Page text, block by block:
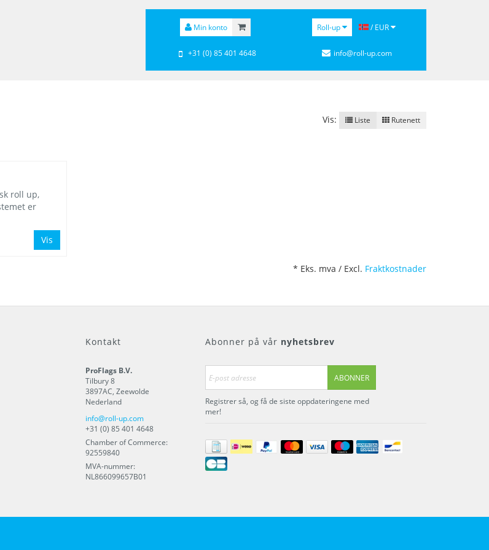
Min konto Roll-up / EUR
+31 (0) 85 401 4648 info@roll-up.com
Vis: Liste Rutenett
roll up,
er
Vis
* Eks. mva / Excl. Fraktkostnader
Kontakt
ProFlags B.V.
Tilbury 8
3897AC, Zeewolde
Nederland
info@roll-up.com
+31 (0) 85 401 4648
Chamber of Commerce:
92559840
MVA-nummer:
NL866099657B01
Abonner på vår nyhetsbrev
ABONNER
Registrer så, og få de siste oppdateringene med
mer!